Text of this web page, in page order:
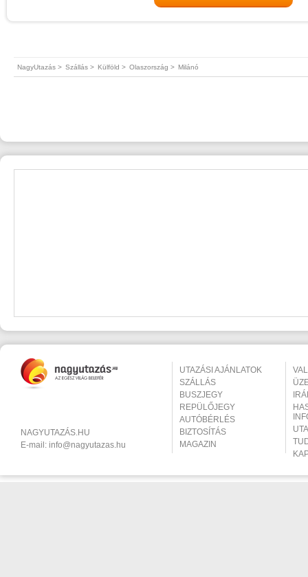
NagyUtazás > Szállás > Külföld > Olaszország > Milánó
NAGYUTAZÁS.HU
E-mail: info@nagyutazas.hu
UTAZÁSI AJÁNLATOK
SZÁLLÁS
BUSZJEGY
REPÜLŐJEGY
AUTÓBÉRLÉS
BIZTOSÍTÁS
MAGAZIN